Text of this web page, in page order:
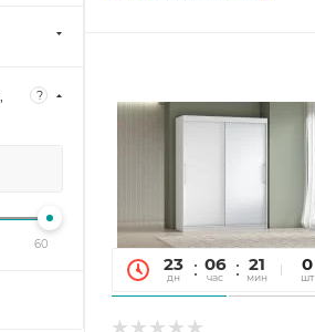
23
дн
06
час
21
мин
54
сек
0
шт
?
60